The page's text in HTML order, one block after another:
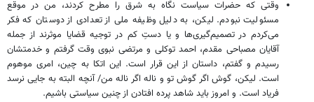
وقتی که حضرات سیاست نگاه به شرق را مطرح کردند، من در موقع
مسئولیت نبودم. لیکن، به دلیل وظیفه ملی از تعدادی از دوستان که فکر
می‌کردم در تصمیم‌گیری‌ها و یا دستِ کم در توجیه قضایا موثرند از جمله
آقایان مصباحی مقدم، احمد توکلی و مرتضی نبوی وقت گرفتم و خدمتشان
رسیدم و گفتم، داستان از این قرار است. این اتکا به چین، امری موهوم
است. لیکن، گوش اگر گوش تو و ناله اگر ناله من/ آنچه البته به جایی نرسد
فریاد است. و امروز باید شاهد پرده افتادن از چنین سیاستی باشیم.